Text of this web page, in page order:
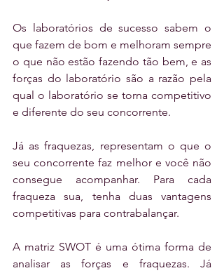
Os laboratórios de sucesso sabem o
que fazem de bom e melhoram sempre
o que não estão fazendo tão bem, e as
forças do laboratório são a razão pela
qual o laboratório se torna competitivo
e diferente do seu concorrente.
Já as fraquezas, representam o que o
seu concorrente faz melhor e você não
consegue acompanhar. Para cada
fraqueza sua, tenha duas vantagens
competitivas para contrabalançar.
A matriz SWOT é uma ótima forma de
analisar as forças e fraquezas. Já